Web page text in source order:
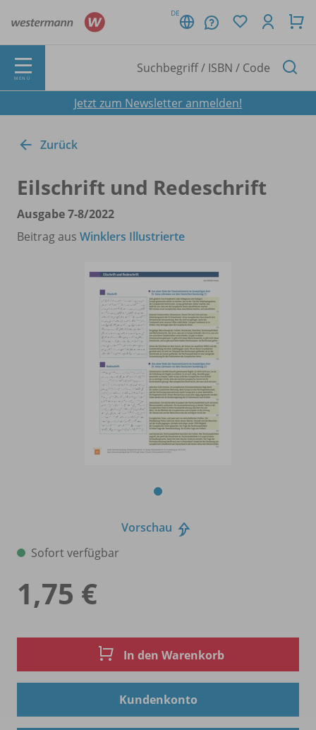
DE
MENÜ
Jetzt zum Newsletter anmelden!
Zurück
Eilschrift und Redeschrift
Ausgabe 7-8/2022
Beitrag aus Winklers Illustrierte
Vorschau
Sofort verfügbar
1,75 €
In den Warenkorb
Kundenkonto